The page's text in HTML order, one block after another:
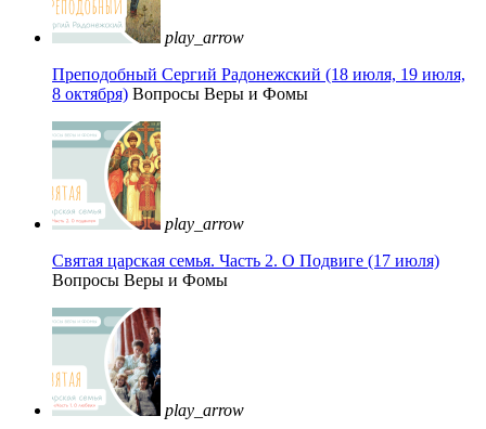
play_arrow
Преподобный Сергий Радонежский (18 июля, 19 июля,
8 октября) Вопросы Веры и Фомы
play_arrow
Святая царская семья. Часть 2. О Подвиге (17 июля)
Вопросы Веры и Фомы
play_arrow